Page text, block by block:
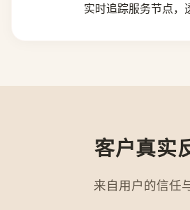
实时追踪服务节点，
客户真实
来自用户的信任